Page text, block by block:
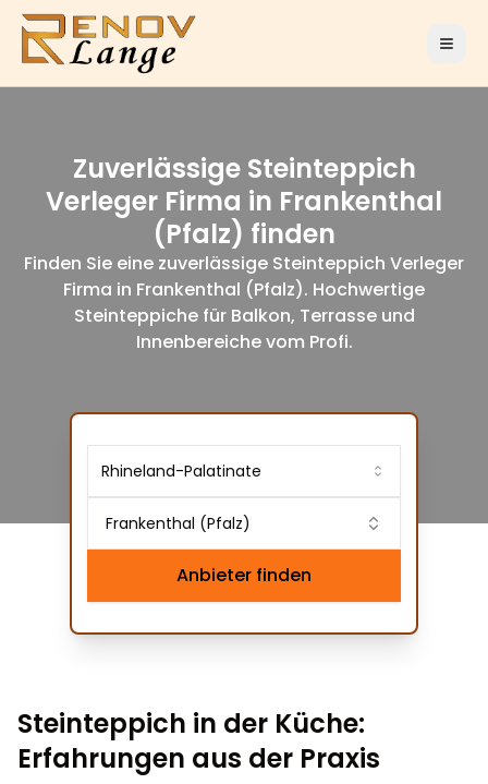
Zuverlässige Steinteppich
Verleger Firma in Frankenthal
(Pfalz) finden
Finden Sie eine zuverlässige Steinteppich Verleger
Firma in Frankenthal (Pfalz). Hochwertige
Steinteppiche für Balkon, Terrasse und
Innenbereiche vom Profi.
Rhineland-Palatinate
Frankenthal (Pfalz)
Anbieter finden
Steinteppich in der Küche:
Erfahrungen aus der Praxis